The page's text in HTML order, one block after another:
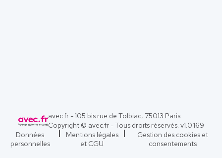
avec.fr - 105 bis rue de Tolbiac, 75013 Paris
Copyright © avec.fr - Tous droits réservés. v1.0.169
Données
personnelles
Mentions légales
et CGU
Gestion des cookies et
consentements